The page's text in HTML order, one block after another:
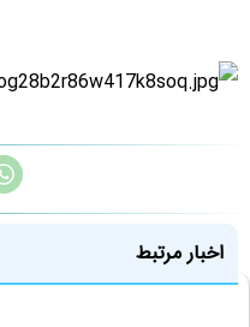
اخبار مرتبط